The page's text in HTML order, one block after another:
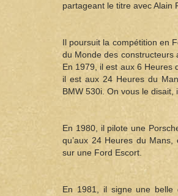
partageant le titre avec Alain
Il poursuit la compétition en
du Monde des constructeurs
En 1979, il est aux 6 Heures
il est aux 24 Heures du
BMW 530i. On vous le disait,
En 1980, il pilote une
qu’aux 24 Heures du
sur une Ford Escort.
En 1981, il signe une belle